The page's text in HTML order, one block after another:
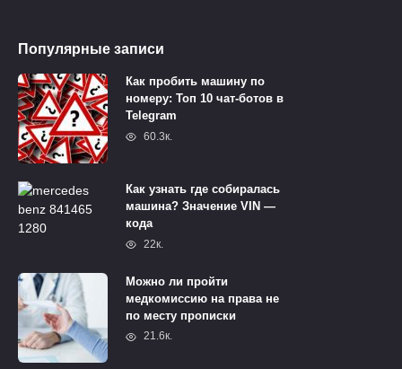
Популярные записи
Как пробить машину по
номеру: Топ 10 чат-ботов в
Telegram
60.3к.
Как узнать где собиралась
машина? Значение VIN —
кода
22к.
Можно ли пройти
медкомиссию на права не
по месту прописки
21.6к.